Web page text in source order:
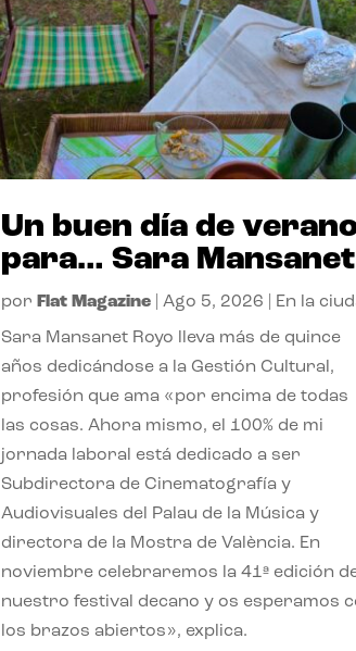
Un buen día de
para… Sara Mansanet
por Flat Magazine| Ago 5, 2026 En la
Sara Mansanet Royo lleva más de quince
años dedicándose a la Gestión Cultural,
profesión que ama «por encima de todas
las cosas. Ahora mismo, el 100% de mi
jornada laboral está dedicado a ser
Subdirectora de Cinematografía y
Audiovisuales del Palau de la Música y
directora de la Mostra de València. En
noviembre celebraremos la 41ª edición
nuestro festival decano y os esperamos
los brazos abiertos», explica.